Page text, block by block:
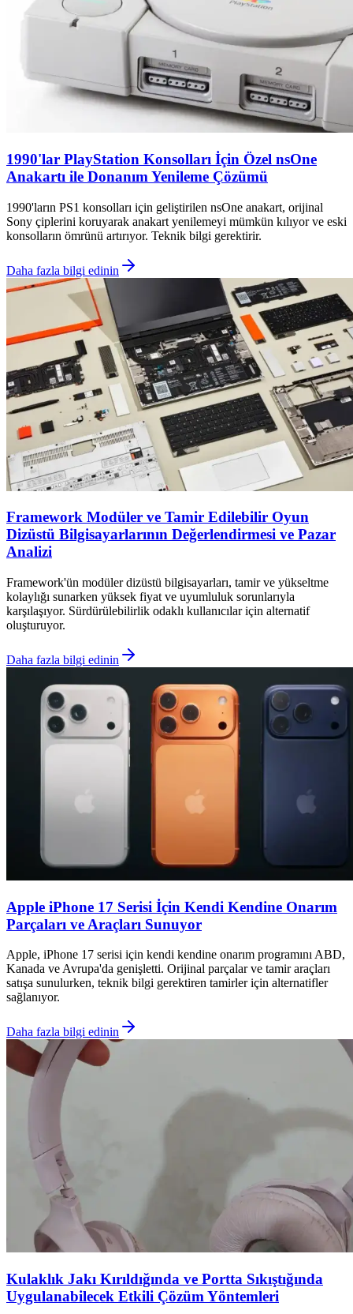
1990'lar PlayStation Konsolları İçin Özel nsOne
Anakartı ile Donanım Yenileme Çözümü
1990'ların PS1 konsolları için geliştirilen nsOne anakart, orijinal
Sony çiplerini koruyarak anakart yenilemeyi mümkün kılıyor ve eski
konsolların ömrünü artırıyor. Teknik bilgi gerektirir.
Daha fazla bilgi edinin
Framework Modüler ve Tamir Edilebilir Oyun
Dizüstü Bilgisayarlarının Değerlendirmesi ve Pazar
Analizi
Framework'ün modüler dizüstü bilgisayarları, tamir ve yükseltme
kolaylığı sunarken yüksek fiyat ve uyumluluk sorunlarıyla
karşılaşıyor. Sürdürülebilirlik odaklı kullanıcılar için alternatif
oluşturuyor.
Daha fazla bilgi edinin
Apple iPhone 17 Serisi İçin Kendi Kendine Onarım
Parçaları ve Araçları Sunuyor
Apple, iPhone 17 serisi için kendi kendine onarım programını ABD,
Kanada ve Avrupa'da genişletti. Orijinal parçalar ve tamir araçları
satışa sunulurken, teknik bilgi gerektiren tamirler için alternatifler
sağlanıyor.
Daha fazla bilgi edinin
Kulaklık Jakı Kırıldığında ve Portta Sıkıştığında
Uygulanabilecek Etkili Çözüm Yöntemleri